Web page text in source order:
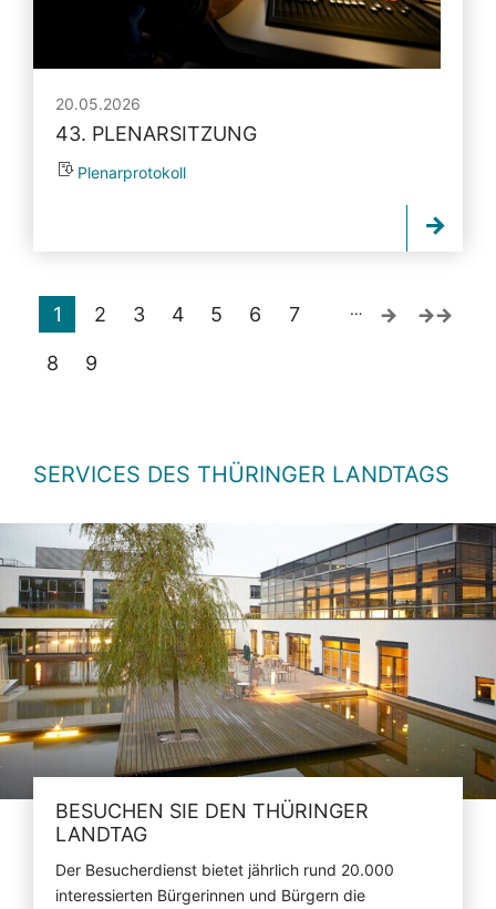
20.05.2026
43. PLENARSITZUNG
Plenarprotokoll
1 2 3 4 5 6 7
8 9
…
SERVICES DES THÜRINGER LANDTAGS
BESUCHEN SIE DEN THÜRINGER
LANDTAG
Der Besucherdienst bietet jährlich rund 20.000
interessierten Bürgerinnen und Bürgern die